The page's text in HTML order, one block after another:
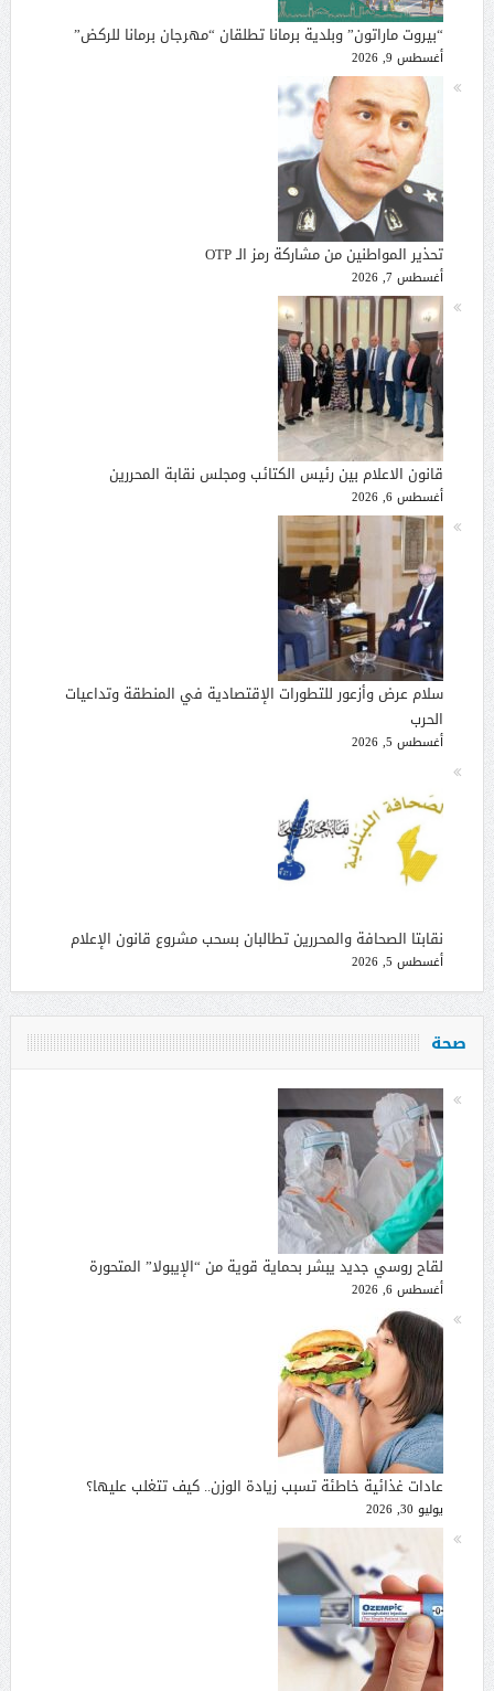
“بيروت ماراتون” وبلدية برمانا تطلقان “مهرجان برمانا للركض”
أغسطس 9, 2026
تحذير المواطنين من مشاركة رمز الـ OTP
أغسطس 7, 2026
قانون الاعلام بين رئيس الكتائب ومجلس نقابة المحررين
أغسطس 6, 2026
سلام عرض وأزعور للتطورات الإقتصادية في المنطقة وتداعيات
الحرب
أغسطس 5, 2026
نقابتا الصحافة والمحررين تطالبان بسحب مشروع قانون الإعلام
أغسطس 5, 2026
صحة
لقاح روسي جديد يبشر بحماية قوية من “الإيبولا” المتحورة
أغسطس 6, 2026
عادات غذائية خاطئة تسبب زيادة الوزن.. كيف تتغلب عليها؟
يوليو 30, 2026